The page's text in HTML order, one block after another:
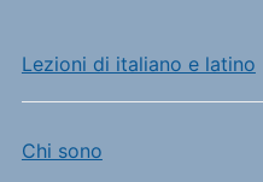
Lezioni di italiano e latino
Chi sono